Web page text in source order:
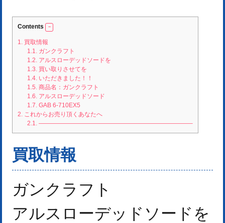
Contents
1. 買取情報
1.1.ガンクラフト
1.2.アルスローデッドソードを
1.3.買い取りさせてを
1.4.いただきました！！
1.5.商品名：ガンクラフト
1.6.アルスローデッドソード
1.7.GAB 6-710EX5
2. これからお売り頂くあなたへ
2.1.—————————————————————————–
買取情報
ガンクラフト
アルスローデッドソードを